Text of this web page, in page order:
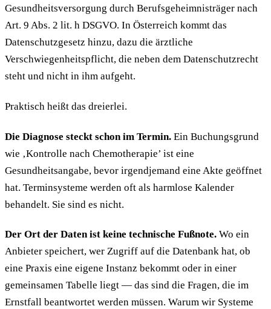
Gesundheitsversorgung durch Berufsgeheimnisträger nach
Art. 9 Abs. 2 lit. h DSGVO. In Österreich kommt das
Datenschutzgesetz hinzu, dazu die ärztliche
Verschwiegenheitspflicht, die neben dem Datenschutzrecht
steht und nicht in ihm aufgeht.
Praktisch heißt das dreierlei.
Die Diagnose steckt schon im Termin. Ein Buchungsgrund
wie ‚Kontrolle nach Chemotherapie’ ist eine
Gesundheitsangabe, bevor irgendjemand eine Akte geöffnet
hat. Terminsysteme werden oft als harmlose Kalender
behandelt. Sie sind es nicht.
Der Ort der Daten ist keine technische Fußnote. Wo ein
Anbieter speichert, wer Zugriff auf die Datenbank hat, ob
eine Praxis eine eigene Instanz bekommt oder in einer
gemeinsamen Tabelle liegt — das sind die Fragen, die im
Ernstfall beantwortet werden müssen. Warum wir Systeme